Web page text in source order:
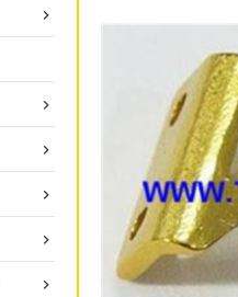





